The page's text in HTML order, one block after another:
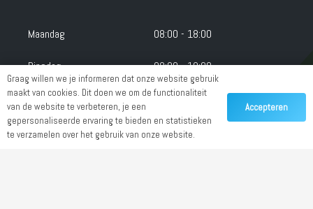
Maandag 08:00 - 18:00
Dinsdag 08:00 - 18:00
Woensdag 08:00 - 18:00
Donderdag 08:00 - 18:00
Graag willen we je informeren dat onze website gebruik
maakt van cookies. Dit doen we om de functionaliteit
van de website te verbeteren, je een
gepersonaliseerde ervaring te bieden en statistieken
te verzamelen over het gebruik van onze website.
Accepteren